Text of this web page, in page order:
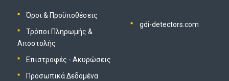
Όροι & Προϋποθέσεις
Τρόποι Πληρωμής &
Αποστολής
Επιστροφές - Ακυρώσεις
Προσωπικά Δεδομένα
gdi-detectors.com